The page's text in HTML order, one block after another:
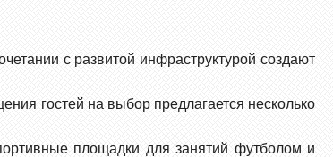
с развитой инфраструктурой создают
гостей на выбор предлагается несколько
площадки для занятий футболом и